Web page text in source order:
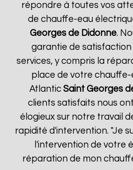
répondre à toutes vos
de chauffe-eau
Georges de Didonne.
garantie de satisfaction
services, y compris la
place de votre
Atlantic Saint Georges
clients satisfaits nous
élogieux sur notre travail
rapidité d'intervention. "Je
l'intervention de votre
réparation de mon